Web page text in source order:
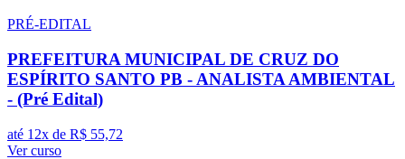
PRÉ-EDITAL
PREFEITURA MUNICIPAL DE CRUZ DO
ESPÍRITO SANTO PB - ANALISTA AMBIENTAL
- (Pré Edital)
até 12x de R$ 55,72
Ver curso